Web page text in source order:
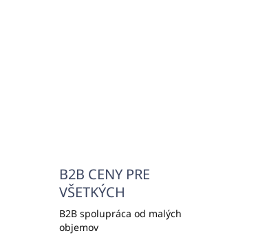
B2B CENY PRE
VŠETKÝCH
B2B spolupráca od malých
objemov